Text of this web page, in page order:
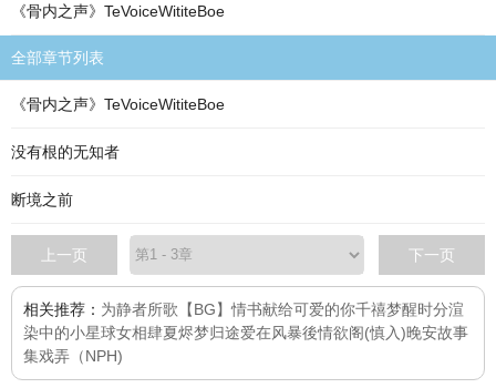
《骨内之声》TeVoiceWititeBoe
全部章节列表
《骨内之声》TeVoiceWititeBoe
没有根的无知者
断境之前
上一页 下一页
相关推荐： 为静者所歌 【BG】情书献给可爱的你千禧梦醒时分渲
染中的小星球女相肆夏烬梦归途爱在风暴後情欲阁(慎入)晚安故事
集戏弄（NPH)